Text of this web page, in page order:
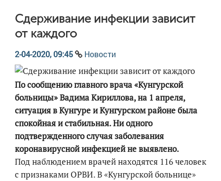
Сдерживание инфекции зависит
от каждого
2-04-2020, 09:45 Новости
По сообщению главного врача «Кунгурской
больницы» Вадима Кириллова, на 1 апреля,
ситуация в Кунгуре и Кунгурском районе была
спокойная и стабильная. Ни одного
подтвержденного случая заболевания
коронавирусной инфекцией не выявлено.
Под наблюдением врачей находятся 116 человек
с признаками ОРВИ. В «Кунгурской больнице»